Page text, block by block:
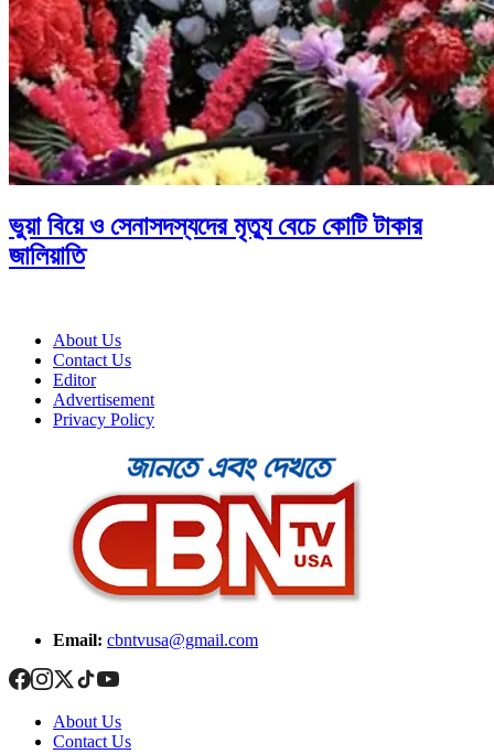
ভুয়া বিয়ে ও সেনাসদস্যদের মৃত্যু বেচে কোটি টাকার
জালিয়াতি
About Us
Contact Us
Editor
Advertisement
Privacy Policy
Email: cbntvusa@gmail.com
About Us
Contact Us